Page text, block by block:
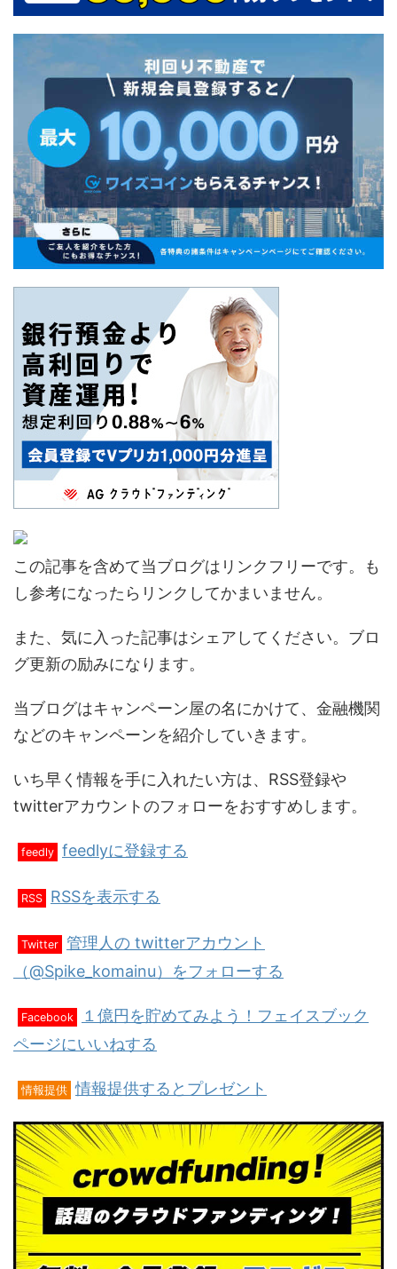
この記事を含めて当ブログはリンクフリーです。も
し参考になったらリンクしてかまいません。
また、気に入った記事はシェアしてください。ブロ
グ更新の励みになります。
当ブログはキャンペーン屋の名にかけて、金融機関
などのキャンペーンを紹介していきます。
いち早く情報を手に入れたい方は、RSS登録や
twitterアカウントのフォローをおすすめします。
feedly feedlyに登録する
RSS RSSを表示する
Twitter 管理人の twitterアカウント
（@Spike_komainu）をフォローする
Facebook
１億円を貯めてみよう！フェイスブック
ページにいいねする
情報提供 情報提供するとプレゼント